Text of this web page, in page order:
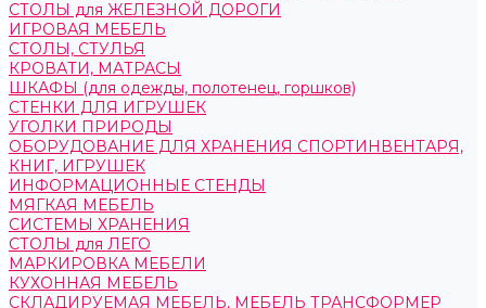
СТОЛЫ для ЖЕЛЕЗНОЙ ДОРОГИ
ИГРОВАЯ МЕБЕЛЬ
СТОЛЫ, СТУЛЬЯ
КРОВАТИ, МАТРАСЫ
ШКАФЫ (для одежды, полотенец, горшков)
СТЕНКИ ДЛЯ ИГРУШЕК
УГОЛКИ ПРИРОДЫ
ОБОРУДОВАНИЕ ДЛЯ ХРАНЕНИЯ СПОРТИНВЕНТАРЯ,
КНИГ, ИГРУШЕК
ИНФОРМАЦИОННЫЕ СТЕНДЫ
МЯГКАЯ МЕБЕЛЬ
СИСТЕМЫ ХРАНЕНИЯ
СТОЛЫ для ЛЕГО
МАРКИРОВКА МЕБЕЛИ
КУХОННАЯ МЕБЕЛЬ
СКЛАДИРУЕМАЯ МЕБЕЛЬ, МЕБЕЛЬ ТРАНСФОРМЕР